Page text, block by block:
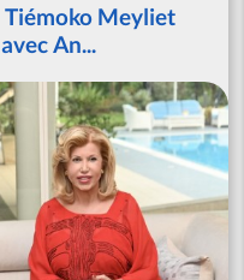
Meyliet
An...